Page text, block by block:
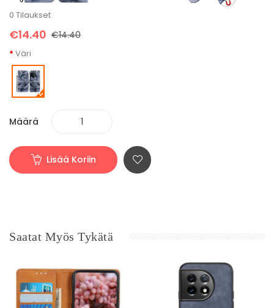
0 Tilaukset
€14.40 €14.40
Väri
Määrä
Lisää Koriin
Saatat Myös Tykätä